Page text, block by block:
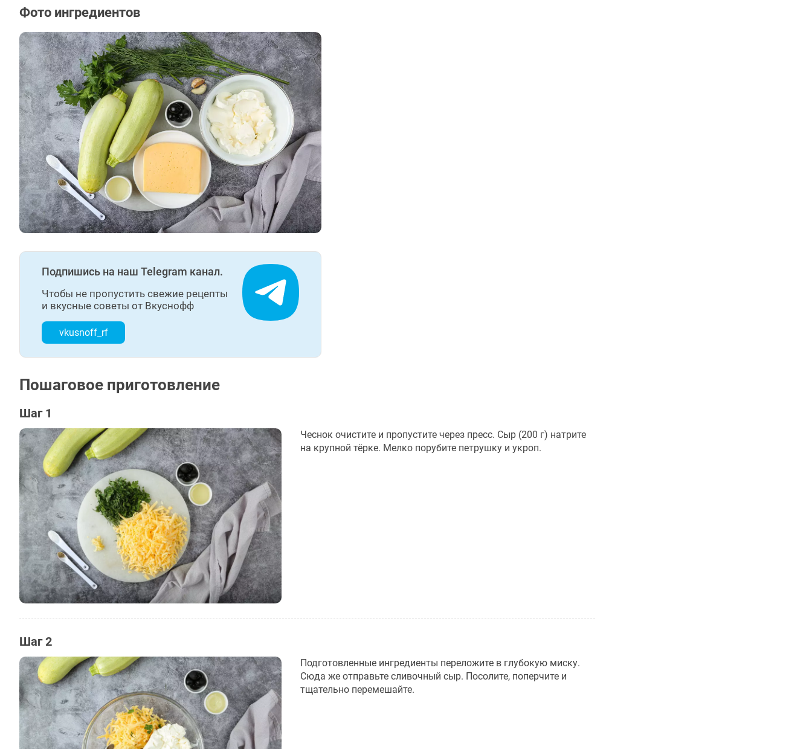
Фото ингредиентов
Подпишись на наш Telegram канал.
Чтобы не пропустить свежие рецепты
и вкусные советы от Вкуснофф
vkusnoff_rf
Пошаговое приготовление
Шаг 1
Чеснок очистите и пропустите через пресс. Сыр (200 г) натрите
на крупной тёрке. Мелко порубите петрушку и укроп.
Шаг 2
Подготовленные ингредиенты переложите в глубокую миску.
Сюда же отправьте сливочный сыр. Посолите, поперчите и
тщательно перемешайте.